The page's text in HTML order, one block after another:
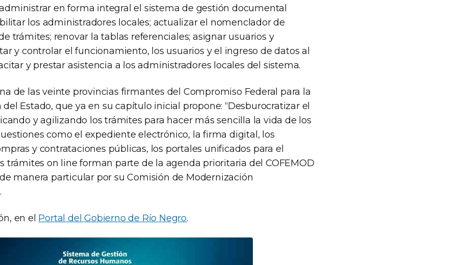
en forma integral el sistema de gestión documental
los administradores locales; actualizar el nomenclador de
trámites; renovar la tablas referenciales; asignar usuarios y
y controlar el funcionamiento, los usuarios y el ingreso de datos al
y prestar asistencia a los administradores locales del sistema.
de las veinte provincias firmantes del Compromiso Federal para la
Estado, que ya en su capítulo inicial propone: “Desburocratizar el
y agilizando los trámites para hacer más sencilla la vida de los
como el expediente electrónico, la firma digital, los
y contrataciones públicas, los portales unificados para el
trámites on line forman parte de la agenda prioritaria del COFEMOD
manera particular por su Comisión de Modernización
en el Portal del Gobierno de Río Negro.